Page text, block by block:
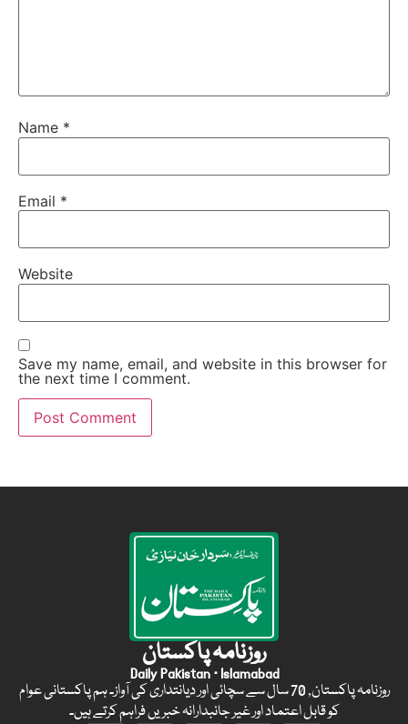
Name *
Email *
Website
Save my name, email, and website in this browser for
the next time I comment.
روزنامہ پاکستان
Daily Pakistan · Islamabad
روزنامہ پاکستان, 70 سال سے سچائی اور دیانتداری کی آواز۔ ہم پاکستانی عوام
کو قابل اعتماد اور غیر جانبدارانہ خبریں فراہم کرتے ہیں۔